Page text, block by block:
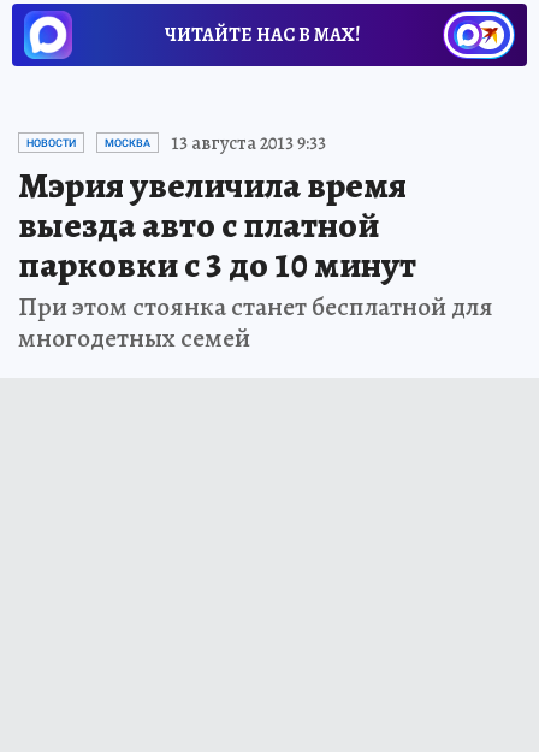
ЧИТАЙТЕ НАС В МАХ!
НОВОСТИ МОСКВА 13 августа 2013 9:33
Мэрия увеличила время
выезда авто с платной
парковки с 3 до 10 минут
При этом стоянка станет бесплатной для
многодетных семей